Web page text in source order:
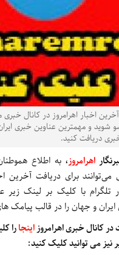
اخبار اهرامروز در کانال خبری
شوید و مهمترین عناوین خبری
دریافت کنید.
اهرامروز،به اطلاع
برای دریافت آخرین
با کلیک بر لینک زیر
و جهان را در قالب پیامک
کانال خبری اهرامروزاینجارا
نیز می توانید کلیک کنید: